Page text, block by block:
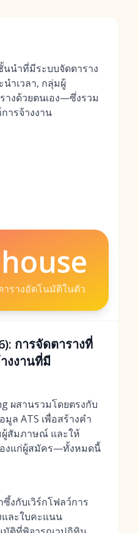
นนำที่มีระบบจัดตาราง
ำเวลา, กลุ่มผู้
งด้วยตนเอง—ซึ่งรวม
ารจ้างงาน
รางอัตโนมัติในตัว
การจัดตารางที่
งงานที่มี
ผสานรวมโดยตรงกับ
ล ATS เพื่อสร้างคำ
ผู้สัมภาษณ์ และให้
องแก่ผู้สมัคร—ทั้งหมดนี้
งกับเวิร์กโฟลว์การ
และใบคะแนน